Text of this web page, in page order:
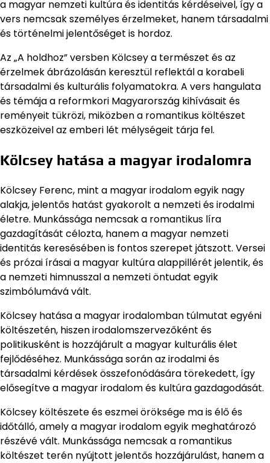
a magyar nemzeti kultúra és identitás kérdéseivel, így a
vers nemcsak személyes érzelmeket, hanem társadalmi
és történelmi jelentőséget is hordoz.
Az „A holdhoz” versben Kölcsey a természet és az
érzelmek ábrázolásán keresztül reflektál a korabeli
társadalmi és kulturális folyamatokra. A vers hangulata
és témája a reformkori Magyarország kihívásait és
reményeit tükrözi, miközben a romantikus költészet
eszközeivel az emberi lét mélységeit tárja fel.
Kölcsey hatása a magyar irodalomra
Kölcsey Ferenc, mint a magyar irodalom egyik nagy
alakja, jelentős hatást gyakorolt a nemzeti és irodalmi
életre. Munkássága nemcsak a romantikus líra
gazdagítását célozta, hanem a magyar nemzeti
identitás keresésében is fontos szerepet játszott. Versei
és prózai írásai a magyar kultúra alappillérét jelentik, és
a nemzeti himnusszal a nemzeti öntudat egyik
szimbólumává vált.
Kölcsey hatása a magyar irodalomban túlmutat egyéni
költészetén, hiszen irodalomszervezőként és
politikusként is hozzájárult a magyar kulturális élet
fejlődéséhez. Munkássága során az irodalmi és
társadalmi kérdések összefonódására törekedett, így
elősegítve a magyar irodalom és kultúra gazdagodását.
Kölcsey költészete és eszmei öröksége ma is élő és
időtálló, amely a magyar irodalom egyik meghatározó
részévé vált. Munkássága nemcsak a romantikus
költészet terén nyújtott jelentős hozzájárulást, hanem a